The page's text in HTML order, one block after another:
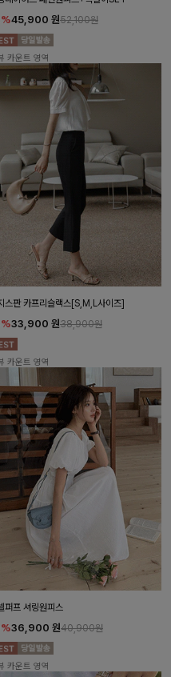
45,900 원52,100원
카운트 영역
스판 카프리슬랙스[S,M,L사이즈]
33,900 원38,900원
카운트 영역
퍼프 셔링원피스
36,900 원40,900원
카운트 영역